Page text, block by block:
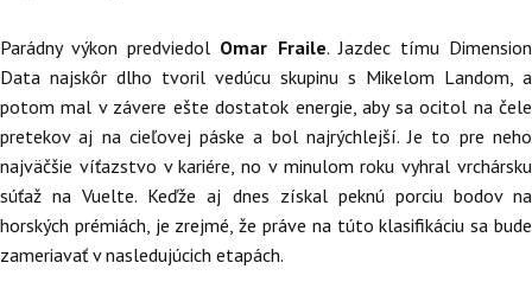
Parádny výkon predviedol Omar Fraile. Jazdec tímu Dimension
Data najskôr dlho tvoril vedúcu skupinu s Mikelom Landom, a
potom mal v závere ešte dostatok energie, aby sa ocitol na čele
pretekov aj na cieľovej páske a bol najrýchlejší. Je to pre neho
najväčšie víťazstvo v kariére, no v minulom roku vyhral vrchársku
súťaž na Vuelte. Keďže aj dnes získal peknú porciu bodov na
horských prémiách, je zrejmé, že práve na túto klasifikáciu sa bude
zameriavať v nasledujúcich etapách.